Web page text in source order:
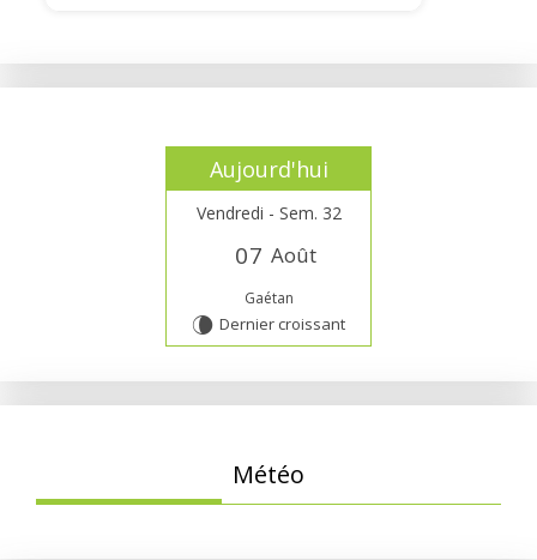
Aujourd'hui
Vendredi - Sem. 32
07 Août
Gaétan
V Dernier croissant
Météo